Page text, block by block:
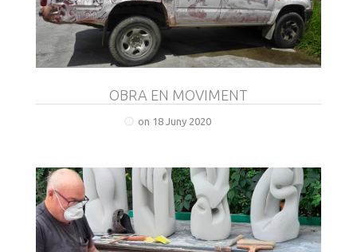
OBRA EN MOVIMENT
on 18 Juny 2020